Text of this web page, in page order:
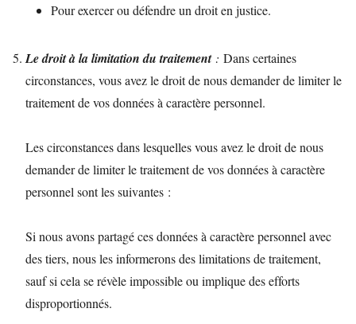
Pour exercer ou défendre un droit en justice.
Le droit à la limitation du traitement : Dans certaines
circonstances, vous avez le droit de nous demander de limiter le
traitement de vos données à caractère personnel.
Les circonstances dans lesquelles vous avez le droit de nous
demander de limiter le traitement de vos données à caractère
personnel sont les suivantes :
Si nous avons partagé ces données à caractère personnel avec
des tiers, nous les informerons des limitations de traitement,
sauf si cela se révèle impossible ou implique des efforts
disproportionnés.